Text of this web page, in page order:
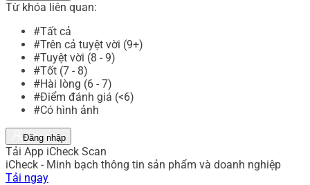
Từ khóa liên quan:
#Tất cả
#Trên cả tuyệt vời (9+)
#Tuyệt vời (8 - 9)
#Tốt (7 - 8)
#Hài lòng (6 - 7)
#Điểm đánh giá (<6)
#Có hình ảnh
Đăng nhập
Tải App iCheck Scan
iCheck - Minh bạch thông tin sản phẩm và doanh nghiệp
Tải ngay